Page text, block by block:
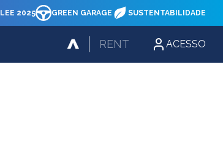
2025 GREEN GARAGE SUSTENTABILIDADE
RENT ACESSO